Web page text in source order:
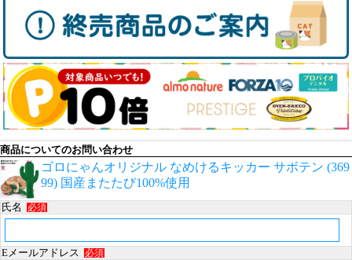
商品についてのお問い合わせ
ゴロにゃんオリジナル なめけるキッカー サボテン (369
99) 国産またたび100%使用
氏名 必須
Eメールアドレス 必須